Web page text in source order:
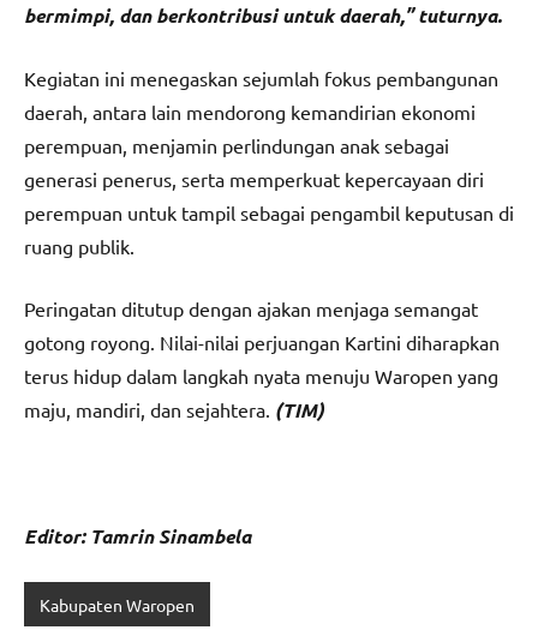
bermimpi, dan berkontribusi untuk daerah,” tuturnya.
Kegiatan ini menegaskan sejumlah fokus pembangunan
daerah, antara lain mendorong kemandirian ekonomi
perempuan, menjamin perlindungan anak sebagai
generasi penerus, serta memperkuat kepercayaan diri
perempuan untuk tampil sebagai pengambil keputusan di
ruang publik.
Peringatan ditutup dengan ajakan menjaga semangat
gotong royong. Nilai-nilai perjuangan Kartini diharapkan
terus hidup dalam langkah nyata menuju Waropen yang
maju, mandiri, dan sejahtera. (TIM)
Editor: Tamrin Sinambela
Kabupaten Waropen